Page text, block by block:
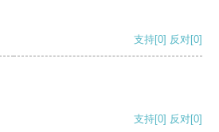
支持[0] 反对[0]
支持[0] 反对[0]